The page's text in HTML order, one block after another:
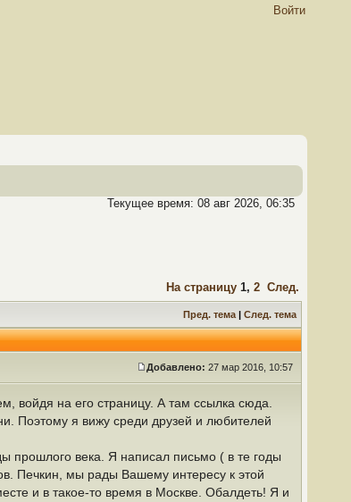
Войти
Текущее время: 08 авг 2026, 06:35
На страницу 1, 2 След.
Пред. тема | След. тема
Добавлено: 27 мар 2016, 10:57
войдя на его страницу. А там ссылка сюда.
Поэтому я вижу среди друзей и любителей
века. Я написал письмо ( в те годы
Печкин, мы рады Вашему интересу к этой
и в такое-то время в Москве. Обалдеть! Я и